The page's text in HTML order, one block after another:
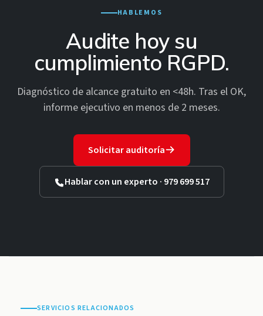
HABLEMOS
Audite hoy su
cumplimiento RGPD.
Diagnóstico de alcance gratuito en <48h. Tras el OK,
informe ejecutivo en menos de 2 meses.
Solicitar auditoría
Hablar con un experto · 979 699 517
SERVICIOS RELACIONADOS